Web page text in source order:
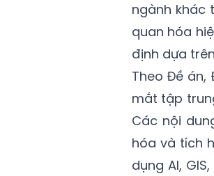
ngành khác
quan hóa
định dựa
Theo Đề án,
mắt tập
Các nội
hóa và tích
dụng AI,